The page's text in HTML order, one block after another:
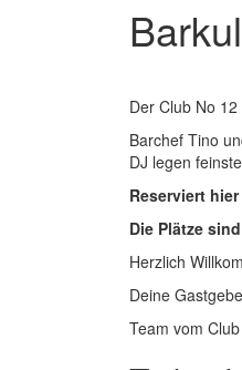
Der Club No
Barchef Tino
DJ legen
Reserviert
Die Plätze
Herzlich
Deine
Team vom